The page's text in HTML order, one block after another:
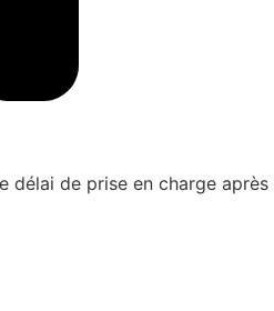
délai de prise en charge après